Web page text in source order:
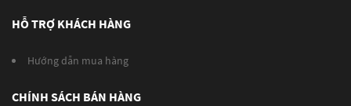
HỖ TRỢ KHÁCH HÀNG
Hướng dẫn mua hàng
CHÍNH SÁCH BÁN HÀNG